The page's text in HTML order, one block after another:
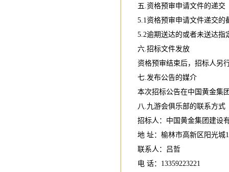
五.资格预审申请文件的递交
5.1资格预审申请文件递交
5.2逾期送达的或者未送达
六.招标文件发放
资格预审结束后，招标人另
七.发布公告的媒介
本次招标公告在中国黄金集
八.九游会俱乐部的联系方式
招标人：中国黄金集团建设
地 址：榆林市高新区阳光城
联系人：吕哲
电 话：13359223221